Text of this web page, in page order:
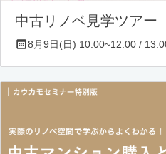
中古リノベ見学ツアー
8月9日(日) 10:00~12:00 /